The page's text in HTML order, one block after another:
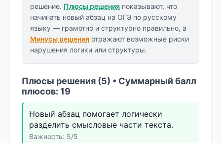
решение. Плюсы решения показывают, что
начинать новый абзац на ОГЭ по русскому
языку — грамотно и структурно правильно, а
Минусы решения отражают возможные риски
нарушения логики или структуры.
Плюсы решения (5) • Суммарный балл
плюсов: 19
Новый абзац помогает логически
разделить смысловые части текста.
Важность: 5/5